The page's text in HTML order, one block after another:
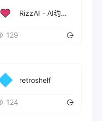
RizzAI - AI约会沟通助手
129
retroshelf
124